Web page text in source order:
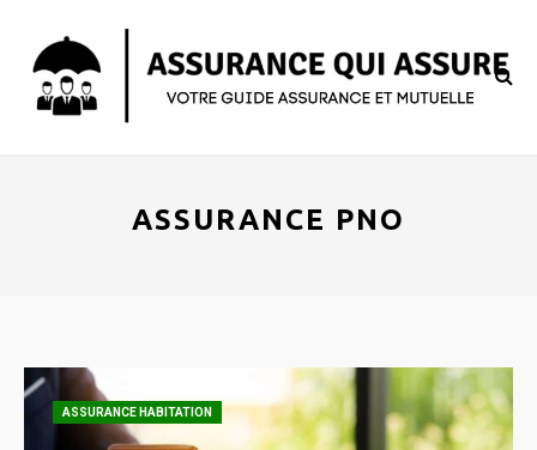
ASSURANCE PNO
ASSURANCE HABITATION